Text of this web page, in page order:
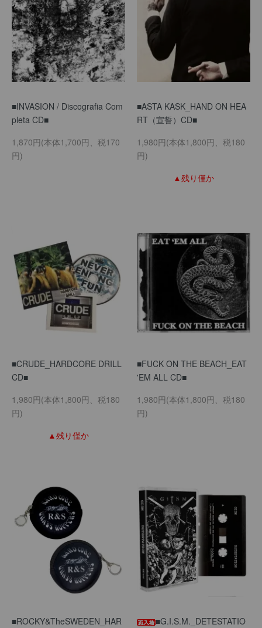
■INVASION / Discografia Com
pleta CD■
1,870円(本体1,700円、税170
円)
■ASTA KASK_HAND ON HEA
RT（宣誓）CD■
1,980円(本体1,800円、税180
円)
▲残り僅か
■CRUDE_HARDCORE DRILL
CD■
1,980円(本体1,800円、税180
円)
▲残り僅か
■FUCK ON THE BEACH_EAT
'EM ALL CD■
1,980円(本体1,800円、税180
円)
■ROCKY&TheSWEDEN_HAR
■G.I.S.M._DETESTATIO